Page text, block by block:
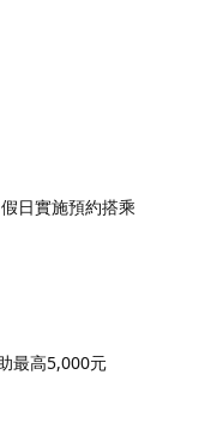
日實施預約搭乘
最高5,000元